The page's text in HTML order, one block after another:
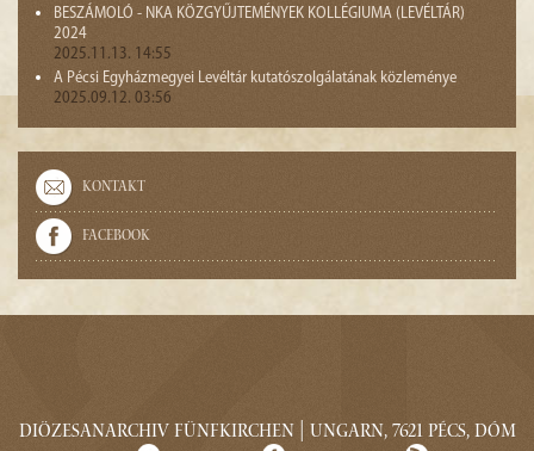
BESZÁMOLÓ - NKA KÖZGYŰJTEMÉNYEK KOLLÉGIUMA (LEVÉLTÁR)
2024
2025.11.13. 14:55
A Pécsi Egyházmegyei Levéltár kutatószolgálatának közleménye
2025.09.12. 03:56
Kontakt
Facebook
Diözesanarchiv Fünfkirchen | Ungarn, 7621 Pécs, Dóm